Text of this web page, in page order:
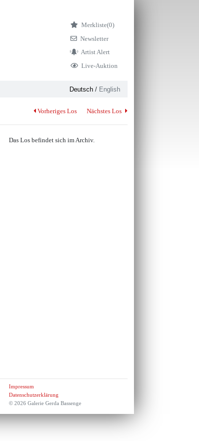
Merkliste(0)
Newsletter
Artist Alert
Live-Auktion
Deutsch/ English
Vorheriges Los Nächstes Los
Das Los befindet sich im Archiv.
Impressum
Datenschutzerklärung
© 2026 Galerie Gerda Bassenge